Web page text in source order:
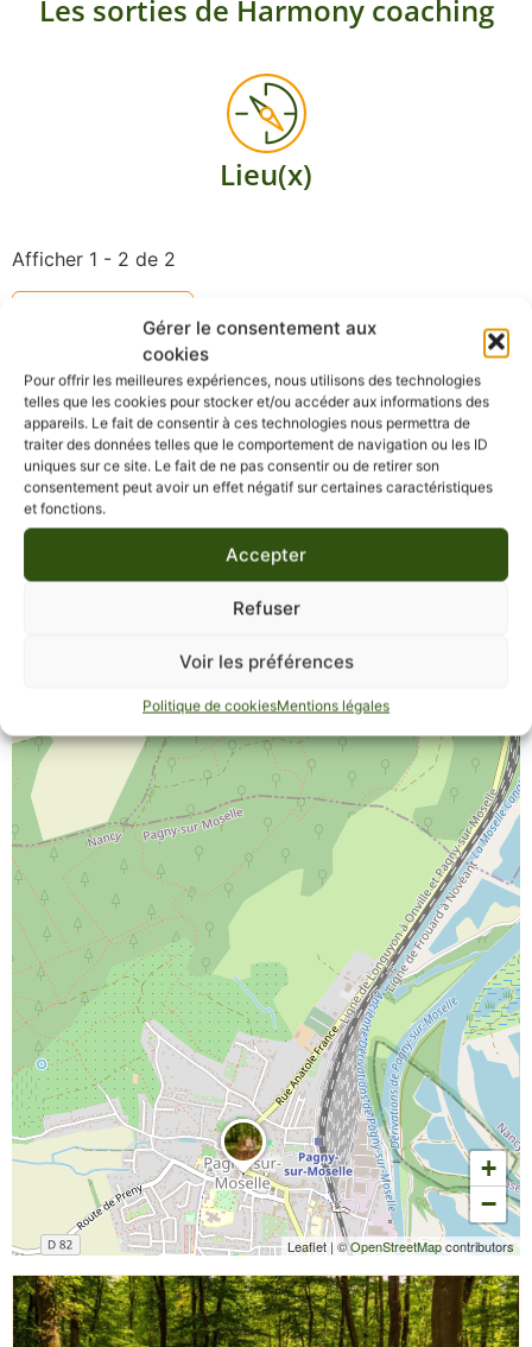
Gérer le consentement aux
cookies
Pour offrir les meilleures expériences, nous utilisons des technologies
telles que les cookies pour stocker et/ou accéder aux informations des
appareils. Le fait de consentir à ces technologies nous permettra de
traiter des données telles que le comportement de navigation ou les ID
uniques sur ce site. Le fait de ne pas consentir ou de retirer son
consentement peut avoir un effet négatif sur certaines caractéristiques
et fonctions.
Accepter
Refuser
Voir les préférences
Politique de cookiesMentions légales
Les sorties de Harmony coaching
Lieu(x)
Afficher 1 - 2 de 2
+
−
Leaflet |©OpenStreetMapcontributors